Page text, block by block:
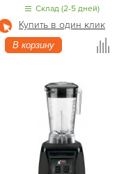
Склад (2-5 дней)
Купить в один клик
В корзину